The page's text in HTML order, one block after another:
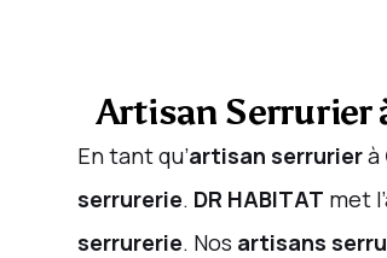
Artisan Serrurier
En tant qu’artisan serrurierà
serrurerie. DR HABITAT met
serrurerie. Nos artisans